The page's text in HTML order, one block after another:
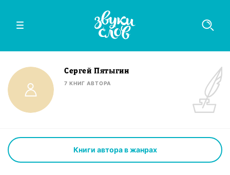
Сергей Пятыгин
7 КНИГ АВТОРА
Книги автора в жанрах